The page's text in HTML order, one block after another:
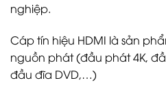
nghiệp.
Cáp tín hiệu HDMI là sản
nguồn phát (đầu phát 4K,
đầu đĩa DVD,…)